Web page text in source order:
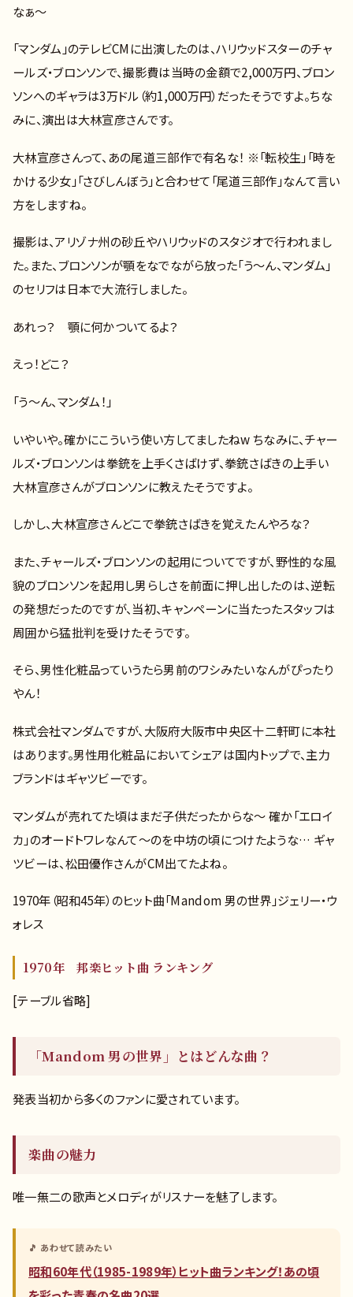
なぁ～
「マンダム」のテレビCMに出演したのは、ハリウッドスターのチャ
ールズ・ブロンソンで、撮影費は当時の金額で2,000万円、ブロン
ソンへのギャラは3万ドル（約1,000万円）だったそうですよ。ちな
みに、演出は大林宣彦さんです。
大林宣彦さんって、あの尾道三部作で有名な！ ※「転校生」「時を
かける少女」「さびしんぼう」と合わせて「尾道三部作」なんて言い
方をしますね。
撮影は、アリゾナ州の砂丘やハリウッドのスタジオで行われまし
た。また、ブロンソンが顎をなでながら放った「う〜ん、マンダム」
のセリフは日本で大流行しました。
あれっ？ 顎に何かついてるよ？
えっ！どこ？
「う～ん、マンダム！」
いやいや。確かにこういう使い方してましたねw ちなみに、チャー
ルズ・ブロンソンは拳銃を上手くさばけず、拳銃さばきの上手い
大林宣彦さんがブロンソンに教えたそうですよ。
しかし、大林宣彦さんどこで拳銃さばきを覚えたんやろな？
また、チャールズ・ブロンソンの起用についてですが、野性的な風
貌のブロンソンを起用し男らしさを前面に押し出したのは、逆転
の発想だったのですが、当初、キャンペーンに当たったスタッフは
周囲から猛批判を受けたそうです。
そら、男性化粧品っていうたら男前のワシみたいなんがぴったり
やん！
株式会社マンダムですが、大阪府大阪市中央区十二軒町に本社
はあります。男性用化粧品においてシェアは国内トップで、主力
ブランドはギャツビーです。
マンダムが売れてた頃はまだ子供だったからな～ 確か「エロイ
カ」のオードトワレなんて～のを中坊の頃につけたような… ギャ
ツビーは、松田優作さんがCM出てたよね。
1970年（昭和45年）のヒット曲「Mandom 男の世界」ジェリー・ウ
ォレス
1970年 邦楽ヒット曲 ランキング
[テーブル省略]
「Mandom 男の世界」とはどんな曲？
発表当初から多くのファンに愛されています。
楽曲の魅力
唯一無二の歌声とメロディがリスナーを魅了します。
🎵 あわせて読みたい
昭和60年代（1985-1989年）ヒット曲ランキング！あの頃